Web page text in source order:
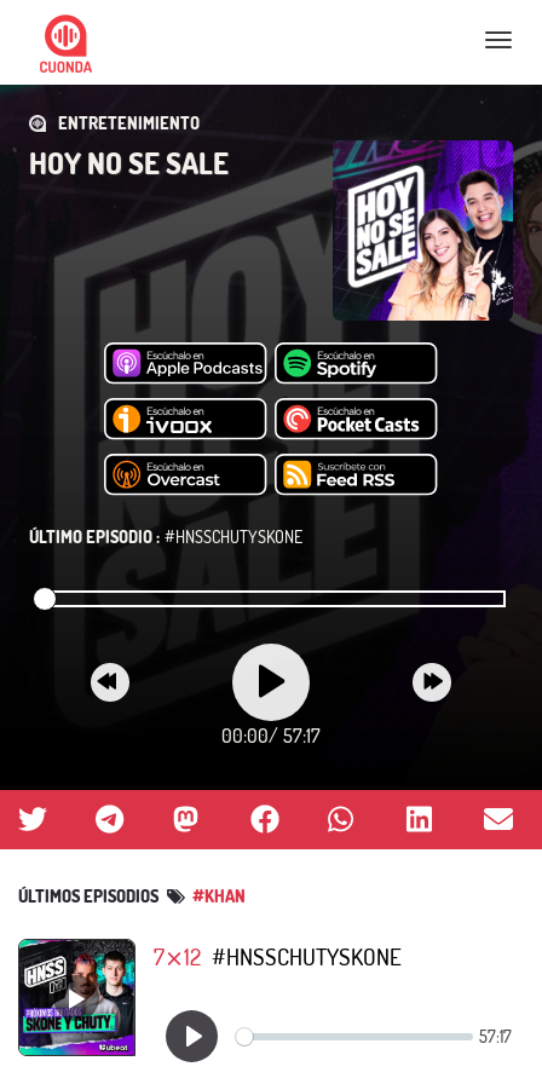
Nav
ENTRETENIMIENTO
HOY NO SE SALE
ÚLTIMO EPISODIO : #HNSSCHUTYSKONE
00:00/ 57:17
ÚLTIMOS EPISODIOS #KHAN
7⨯12 #HNSSCHUTYSKONE